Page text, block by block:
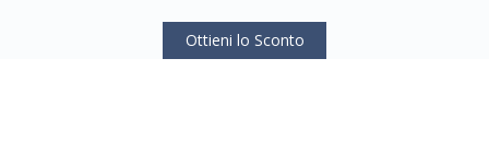
Ottieni lo Sconto